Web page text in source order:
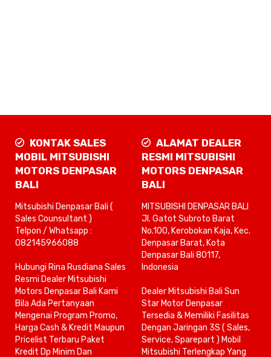
KONTAK SALES
MOBIL MITSUBISHI
MOTORS DENPASAR
BALI
Mitsubishi Denpasar Bali (
Sales Counsultant )
Telpon / Whatsapp :
082145966088
Hubungi Rina Rusdiana Sales
Resmi Dealer Mitsubishi
Motors Denpasar Bali Kami
Bila Ada Pertanyaan
Mengenai Program Promo,
Harga Cash & Kredit Maupun
Pricelist Terbaru Paket
Kredit Dp Minim Dan
ALAMAT DEALER
RESMI MITSUBISHI
MOTORS DENPASAR
BALI
MITSUBISHI DENPASAR BALI
Jl. Gatot Subroto Barat
No.100, Kerobokan Kaja, Kec.
Denpasar Barat, Kota
Denpasar Bali 80117,
Indonesia
Dealer Mitsubishi Bali Sun
Star Motor Denpasar
Tersedia & Memiliki Fasilitas
Dengan Jaringan 3S ( Sales,
Service, Sparepart ) Mobil
Mitsubishi Terlengkap Yang